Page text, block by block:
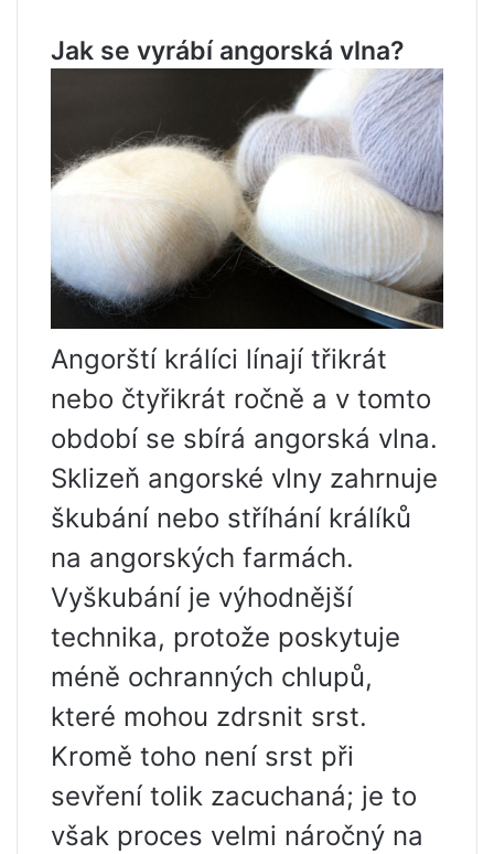
Jak se vyrábí angorská vlna?
Angorští králíci línají třikrát
nebo čtyřikrát ročně a v tomto
období se sbírá angorská vlna.
Sklizeň angorské vlny zahrnuje
škubání nebo stříhání králíků
na angorských farmách.
Vyškubání je výhodnější
technika, protože poskytuje
méně ochranných chlupů,
které mohou zdrsnit srst.
Kromě toho není srst při
sevření tolik zacuchaná; je to
však proces velmi náročný na